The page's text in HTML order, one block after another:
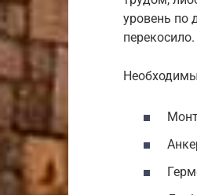
уровень по
перекосило.